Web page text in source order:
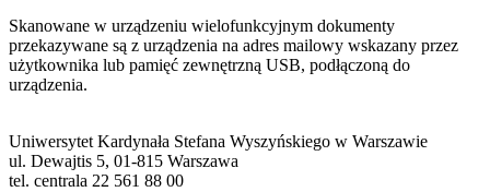
Skanowane w urządzeniu wielofunkcyjnym dokumenty
przekazywane są z urządzenia na adres mailowy wskazany przez
użytkownika lub pamięć zewnętrzną USB, podłączoną do
urządzenia.
Uniwersytet Kardynała Stefana Wyszyńskiego w Warszawie
ul. Dewajtis 5, 01-815 Warszawa
tel. centrala 22 561 88 00